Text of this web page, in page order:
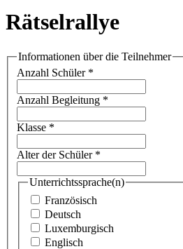
Rätselrallye
Informationen über die Teilnehmer
Anzahl Schüler *
Anzahl Begleitung *
Klasse *
Alter der Schüler *
Unterrichtssprache(n)
Französisch
Deutsch
Luxemburgisch
Englisch